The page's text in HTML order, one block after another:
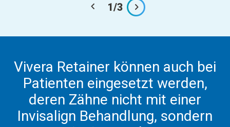
1/3
Vivera Retainer können auch bei
Patienten eingesetzt werden,
deren Zähne nicht mit einer
Invisalign Behandlung, sondern